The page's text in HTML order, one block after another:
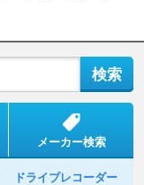
メーカー検索
ドライブレコーダー